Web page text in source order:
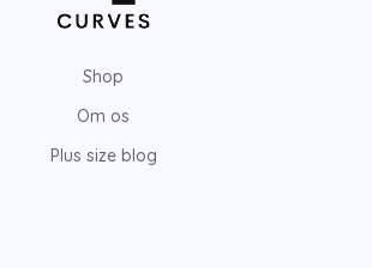
Shop
Om os
Plus size blog